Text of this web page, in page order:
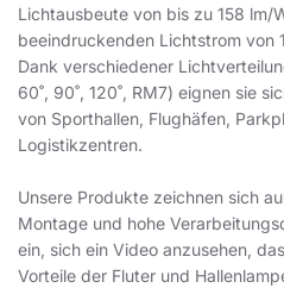
Lichtausbeute von bis zu 158 lm/
beeindruckenden Lichtstrom von
Dank verschiedener
60˚, 90˚, 120˚, RM7) eignen sie
von Sporthallen, Flughäfen,
Logistikzentren.
Unsere Produkte zeichnen sich
Montage und hohe
ein, sich ein Video anzusehen,
Vorteile der Fluter und